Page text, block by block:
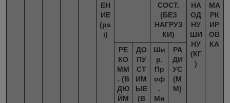
ЕН
ИЕ
(ps
i)
СОСТ.
(БЕЗ
НАГРУЗ
КИ)
НА
ОД
НУ
ШИ
НУ
(КГ
)
МА
РК
ИР
ОВ
КА
РЕ
КО
ММ
. (В
ДЮ
ЙМ
ДО
ПУ
СТ
ИМ
ЫЕ
(В
Ши
р.
Пр
оф
.
Ми
РА
ДИ
УС
(M
M)